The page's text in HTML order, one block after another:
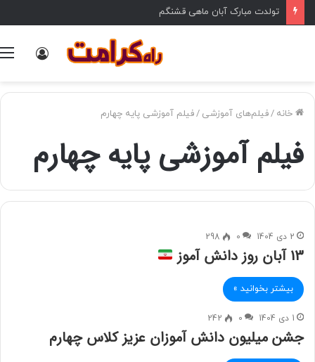
تولدت مبارک آبان ماهی قشنگم
خانه /فیلم‌های آموزشی /فیلم آموزشی پایه چهارم
فیلم آموزشی پایه چهارم
2 دی 1404 0
298
13 آبان روز دانش آموز
بیشتر بخوانید »
1 دی 1404 0
242
جشن میلیون دانش آموزان عزیز کلاس چهارم